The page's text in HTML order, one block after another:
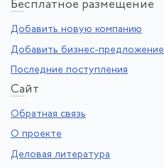
Бесплатное размещение
Добавить новую компанию
Добавить бизнес-предложение
Последние поступления
Сайт
Обратная связь
О проекте
Деловая литература